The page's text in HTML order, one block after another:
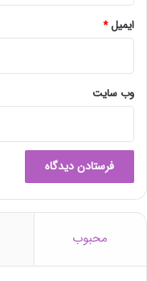
و
ا
ک
ن
ک
ر
ن
ش
ایمیل*
وب‌ سایت
محبوب